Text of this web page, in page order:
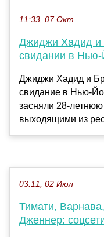
11:33, 07 Окт
Джиджи Хадид и
свидании в Нью-
Джиджи Хадид и
свидание в Нью-
засняли 28-летнюю
выходящими из
03:11, 02 Июл
Тимати,
Дженнер: